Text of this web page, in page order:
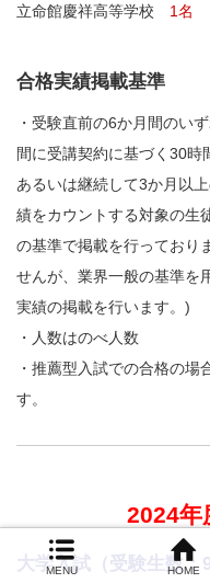
立命館慶祥高等学校 1名
合格実績掲載基準
・受験直前の6か月間のい
間に受講契約に基づく30時
あるいは継続して3か月以
績をカウントする対象の生
の基準で掲載を行っており
せんが、業界一般の基準を
実績の掲載を行います。)
・人数はのべ人数
・推薦型入試での合格の場
す。
2024年
大学入試（受験生数：
MENU HOME